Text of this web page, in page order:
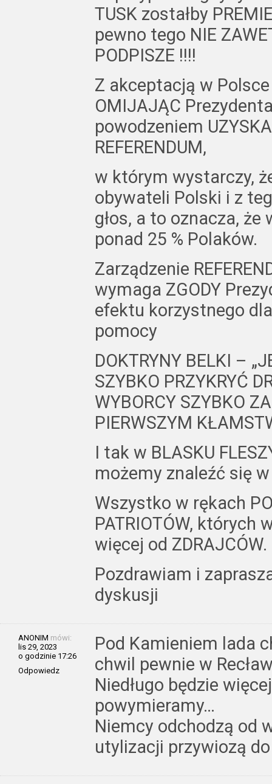
TUSK zostałby
pewno tego NIE
PODPISZE !!!!
Z akceptacją w
OMIJAJĄC
powodzeniem
REFERENDUM,
w którym wystarczy,
obywateli Polski i z
głos, a to oznacza,
ponad 25 % Polaków.
Zarządzenie
wymaga ZGODY
efektu korzystnego
pomocy
DOKTRYNY BELKI –
SZYBKO PRZYKRYĆ
WYBORCY SZYBKO
PIERWSZYM
I tak w BLASKU
możemy znaleźć się w
Wszystko w rękach
PATRIOTÓW, których
więcej od ZDRAJCÓW.
Pozdrawiam i
dyskusji
ANONIM mówi:
lis 29, 2023
o godzinie 17:26
Odpowiedz
Pod Kamieniem lada
chwil pewnie w
Niedługo będzie
powymieramy…
Niemcy odchodzą od
utylizacji przywiozą